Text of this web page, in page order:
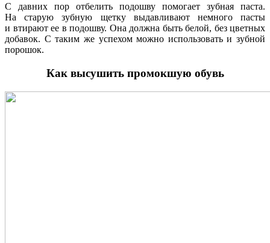
С давних пор отбелить подошву помогает зубная паста.
На старую зубную щетку выдавливают немного пасты
и втирают ее в подошву. Она должна быть белой, без цветных
добавок. С таким же успехом можно использовать и зубной
порошок.
Как высушить промокшую обувь